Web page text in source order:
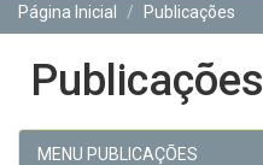
Página Inicial
Publicações
Publicações
MENU PUBLICAÇÕES